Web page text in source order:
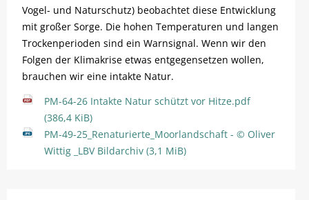
Vogel- und Naturschutz) beobachtet diese Entwicklung
mit großer Sorge. Die hohen Temperaturen und langen
Trockenperioden sind ein Warnsignal. Wenn wir den
Folgen der Klimakrise etwas entgegensetzen wollen,
brauchen wir eine intakte Natur.
PM-64-26 Intakte Natur schützt vor Hitze.pdf
(386,4 KiB)
PM-49-25_Renaturierte_Moorlandschaft - © Oliver
Wittig _LBV Bildarchiv (3,1 MiB)